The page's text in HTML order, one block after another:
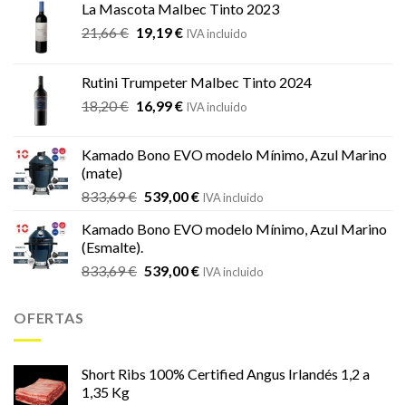
La Mascota Malbec Tinto 2023
21,66€ El
era:
21,66 €.
19,19€El
es:
19,19 €.
IVA incluido
Rutini Trumpeter Malbec Tinto 2024
18,20€ El
era:
16,99€El
es:
IVA incluido
Kamado Bono EVO modelo Mínimo, Azul Marino
(mate)
833,69€ El
original
era:
833,69 €.
539,00€El
actual
539,00 €.
IVA incluido
Kamado Bono EVO modelo Mínimo, Azul Marino
(Esmalte).
833,69€ El
539,00€ElIVA incluido
OFERTAS
Short Ribs 100% Certified Angus Irlandés 1,2 a
1,35 Kg